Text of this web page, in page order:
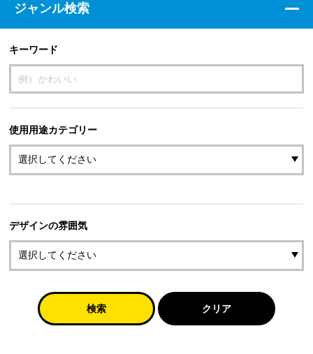
ジャンル検索
キーワード
使用用途カテゴリー
デザインの雰囲気
検索 クリア